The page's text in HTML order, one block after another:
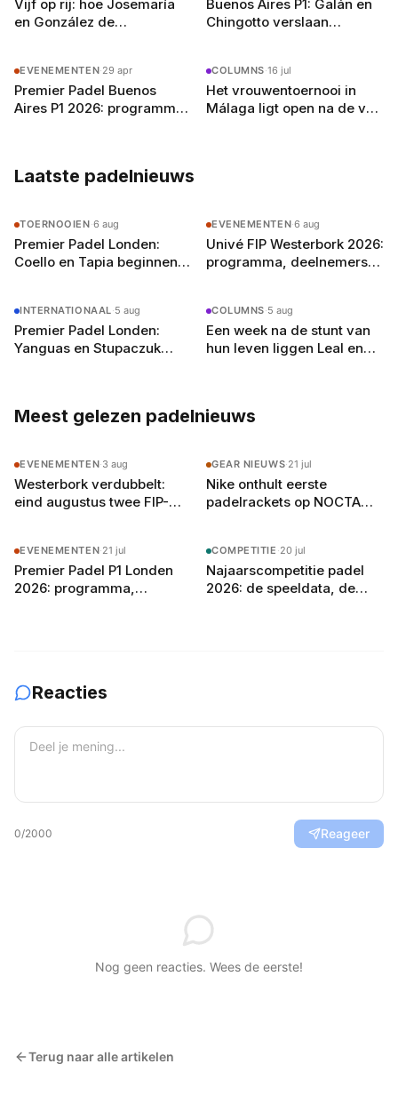
schrijft hij over alles van Premier Padel-
toernooien tot de opkomst van jong talent.
lokale club in Amsterdam-Oost en droomt hij
van een terugkeer naar het P2-circuit — als
journalist, welteverstaan.
Vijf op rij: hoe Josemaría
en González de
Buenos Aires P1: Galán en
Chingotto verslaan
EVENEMENTEN·29 apr
Premier Padel Buenos
Aires P1 2026: programma,
COLUMNS·16 jul
Het vrouwentoernooi in
Málaga ligt open na de val
Laatste padelnieuws
TOERNOOIEN·6 aug
Premier Padel Londen:
Coello en Tapia beginnen
EVENEMENTEN·6 aug
Univé FIP Westerbork 2026:
programma, deelnemers
INTERNATIONAAL·5 aug
Premier Padel Londen:
Yanguas en Stupaczuk
COLUMNS·5 aug
Een week na de stunt van
hun leven liggen Leal en
Meest gelezen padelnieuws
EVENEMENTEN·3 aug
Westerbork verdubbelt:
eind augustus twee FIP-
GEAR NIEUWS·21 jul
Nike onthult eerste
padelrackets op NOCTA
EVENEMENTEN·21 jul
Premier Padel P1 Londen
2026: programma,
COMPETITIE ·20 jul
Najaarscompetitie padel
2026: de speeldata, de
Reacties
0/2000 Reageer
Nog geen reacties. Wees de eerste!
Terug naar alle artikelen